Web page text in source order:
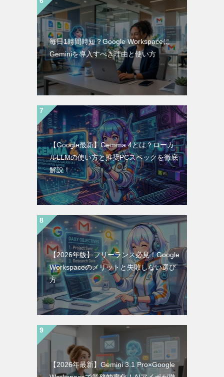
毎日1時間時短？Google Workspaceに
Geminiを導入すべき理由と使い方
【Google最新】Gemma 4とは？ローカ
ルLLMの使い方と推奨PCスペックを徹底
解説！
【2026年版】フリーランス必見！Google
Workspaceのメリットと失敗しない選び
方
【2026年最新】Gemini 3.1 Pro×Google